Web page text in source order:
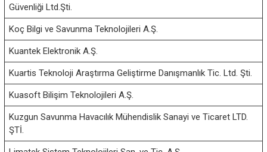
Güvenliği Ltd.Şti.
Koç Bilgi ve Savunma Teknolojileri A.Ş.
Kuantek Elektronik A.Ş.
Kuartis Teknoloji Araştırma Geliştirme Danışmanlık Tic. Ltd. Şti.
Kuasoft Bilişim Teknolojileri A.Ş.
Kuzgun Savunma Havacılık Mühendislik Sanayi ve Ticaret LTD.
ŞTİ.